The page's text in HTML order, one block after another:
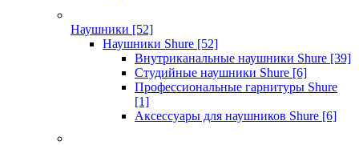
Наушники [52]
Наушники Shure [52]
Внутриканальные наушники Shure [39]
Студийные наушники Shure [6]
Профессиональные гарнитуры Shure
[1]
Аксессуары для наушников Shure [6]